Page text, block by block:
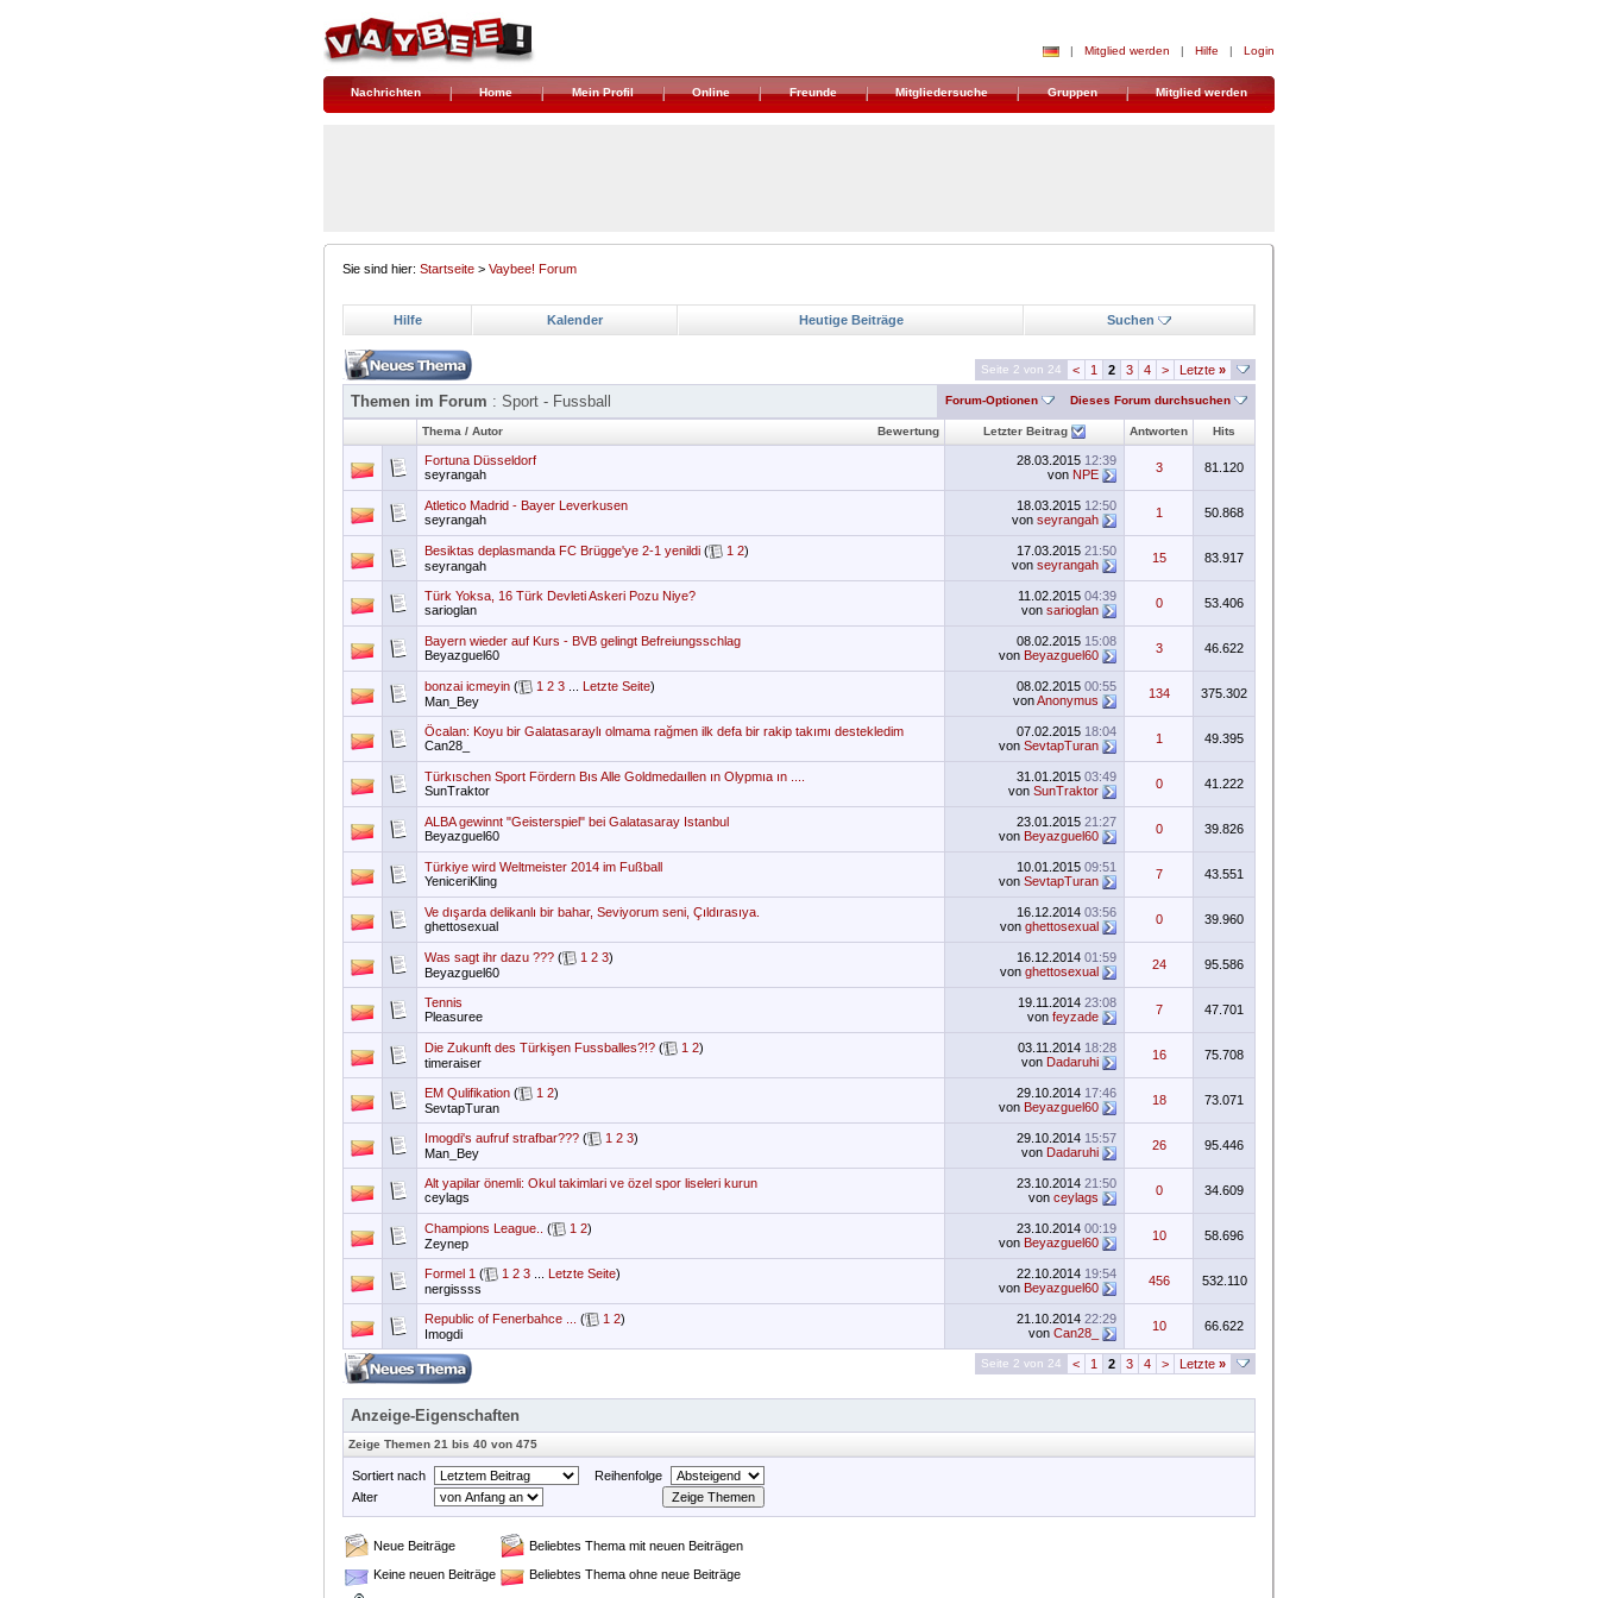
| Mitglied werden | Hilfe | Login
Nachrichten Home Mein Profil Online Freunde Mitgliedersuche Gruppen Mitglied werden
Sie sind hier: Startseite > Vaybee! Forum
Hilfe Kalender Heutige Beiträge Suchen
Seite 2 von 24 < 1 2 3 4 > Letzte »
Themen im Forum : Sport - Fussball Forum-Optionen Dieses Forum durchsuchen
Bewertung
Thema / Autor Letzter Beitrag Antworten Hits
Fortuna Düsseldorf
seyrangah
28.03.2015 12:39
von NPE 3 81.120
Atletico Madrid - Bayer Leverkusen
seyrangah
18.03.2015 12:50
von seyrangah 1 50.868
Besiktas deplasmanda FC Brügge'ye 2-1 yenildi ( 1 2)
seyrangah
17.03.2015 21:50
von seyrangah 15 83.917
Türk Yoksa, 16 Türk Devleti Askeri Pozu Niye?
sarioglan
11.02.2015 04:39
von sarioglan 0 53.406
Bayern wieder auf Kurs - BVB gelingt Befreiungsschlag
Beyazguel60
08.02.2015 15:08
von Beyazguel60 3 46.622
bonzai icmeyin ( 1 2 3 Letzte Seite)
Man_Bey
08.02.2015 00:55
vonAnonymus 134 375.302
Öcalan: Koyu bir Galatasaraylı olmama rağmen ilk defa bir rakip takımı destekledim
Can28_
07.02.2015 18:04
von SevtapTuran 1 49.395
Türkıschen Sport Fördern Bıs Alle Goldmedaıllen ın Olypmıa ın ....
SunTraktor
31.01.2015 03:49
von SunTraktor 0 41.222
ALBA gewinnt "Geisterspiel" bei Galatasaray Istanbul
Beyazguel60
23.01.2015 21:27
von Beyazguel60 0 39.826
Türkiye wird Weltmeister 2014 im Fußball
YeniceriKling
10.01.2015 09:51
von SevtapTuran 7 43.551
Ve dışarda delikanlı bir bahar, Seviyorum seni, Çıldırasıya.
ghettosexual
16.12.2014 03:56
von ghettosexual 0 39.960
Was sagt ihr dazu ??? ( 1 2 3)
Beyazguel60
16.12.2014 01:59
von ghettosexual 24 95.586
Tennis
Pleasuree
19.11.2014 23:08
von feyzade 7 47.701
Die Zukunft des Türkişen Fussballes?!? ( 1 2)
timeraiser
03.11.2014 18:28
von Dadaruhi 16 75.708
EM Qulifikation ( 1 2)
SevtapTuran
29.10.2014 17:46
von Beyazguel60 18 73.071
Imogdi's aufruf strafbar??? ( 1 2 3)
Man_Bey
29.10.2014 15:57
von Dadaruhi 26 95.446
Alt yapilar önemli: Okul takimlari ve özel spor liseleri kurun
ceylags
23.10.2014 21:50
von ceylags 0 34.609
Champions League.. ( 1 2)
Zeynep
23.10.2014 00:19
von Beyazguel60 10 58.696
Formel 1 ( 1 2 3 Letzte Seite)
nergissss
22.10.2014 19:54
von Beyazguel60 456 532.110
Republic of Fenerbahce ... ( 1 2)
Imogdi
21.10.2014 22:29
von Can28_ 10 66.622
Seite 2 von 24 < 1 2 3 4 > Letzte »
Anzeige-Eigenschaften
Zeige Themen 21 bis 40 von 475
Sortiert nach
Reihenfolge
Alter
Neue Beiträge
Beliebtes Thema mit neuen Beiträgen
Keine neuen Beiträge
Beliebtes Thema ohne neue Beiträge